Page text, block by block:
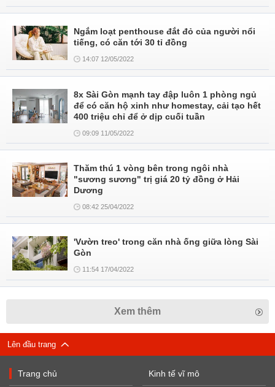
Ngắm loạt penthouse đắt đỏ của người nổi
tiếng, có căn tới 30 tỉ đồng
14:07 12/05/2022
8x Sài Gòn mạnh tay đập luôn 1 phòng ngủ
để có căn hộ xinh như homestay, cải tạo hết
400 triệu chỉ để ở dịp cuối tuần
09:09 11/05/2022
Thăm thú 1 vòng bên trong ngôi nhà
"sương sương" trị giá 20 tỷ đồng ở Hải
Dương
08:42 25/04/2022
'Vườn treo' trong căn nhà ống giữa lòng Sài
Gòn
11:54 17/04/2022
Xem thêm
Lên đầu trang
Trang chủ Kinh tế vĩ mô